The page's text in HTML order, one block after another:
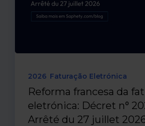
2026 Faturação Eletrónica
Reforma francesa da
eletrónica: Décret n°
Arrêté du 27 juillet